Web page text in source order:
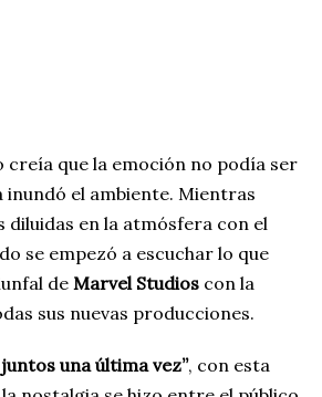
creía que la emoción no podía ser
inundó el ambiente. Mientras
diluidas en la atmósfera con el
se empezó a escuchar lo que
deMarvel Studios con la
sus nuevas producciones.
una última vez”, con esta